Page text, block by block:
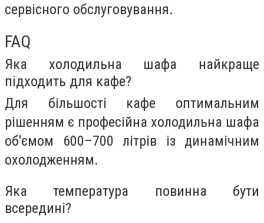
сервісного обслуговування.
FAQ
Яка холодильна шафа найкраще
підходить для кафе?
Для більшості кафе оптимальним
рішенням є професійна холодильна шафа
об'ємом 600–700 літрів із динамічним
охолодженням.
Яка температура повинна бути
всередині?